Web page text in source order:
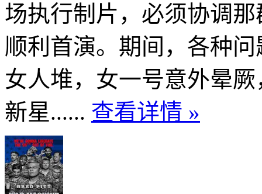
场执行制片，必须协调
顺利首演。期间，各种
女人堆，女一号意外晕
新星...... 查看详情 »